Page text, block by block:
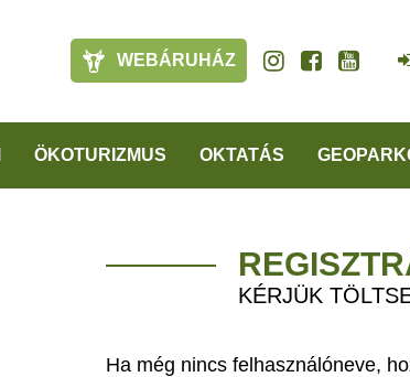
WEBÁRUHÁZ
ÖKOTURIZMUS OKTATÁS
KÉRJÜK
Ha még nincs felhasználóneve,